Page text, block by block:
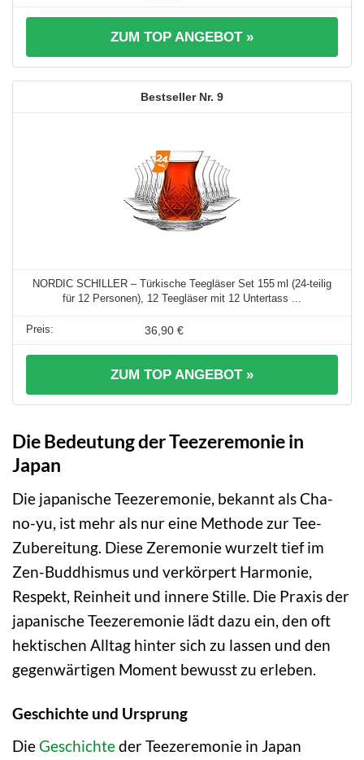
ZUM TOP ANGEBOT »
9
NORDIC SCHILLER – Türkische Teegläser Set 155 ml (24-teilig
für 12 Personen), 12 Teegläser mit 12 Untertass ...
36,90 €
ZUM TOP ANGEBOT »
Die Bedeutung der Teezeremonie in
Japan
Die japanische Teezeremonie, bekannt als Cha-
no-yu, ist mehr als nur eine Methode zur Tee-
Zubereitung. Diese Zeremonie wurzelt tief im
Zen-Buddhismus und verkörpert Harmonie,
Respekt, Reinheit und innere Stille. Die Praxis der
japanische Teezeremonie lädt dazu ein, den oft
hektischen Alltag hinter sich zu lassen und den
gegenwärtigen Moment bewusst zu erleben.
Geschichte und Ursprung
DieGeschichteder Teezeremonie in Japan